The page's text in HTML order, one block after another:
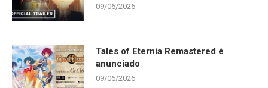
09/06/2026
Tales of Eternia Remastered é
anunciado
09/06/2026